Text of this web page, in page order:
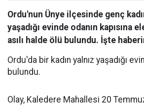
Ordu'nun Ünye ilçesinde genç
yaşadığı evinde odanın kapısına
asılı halde ölü bulundu. İşte
Ordu'da bir kadın yalnız yaşadığı
bulundu.
Olay, Kaledere Mahallesi 20